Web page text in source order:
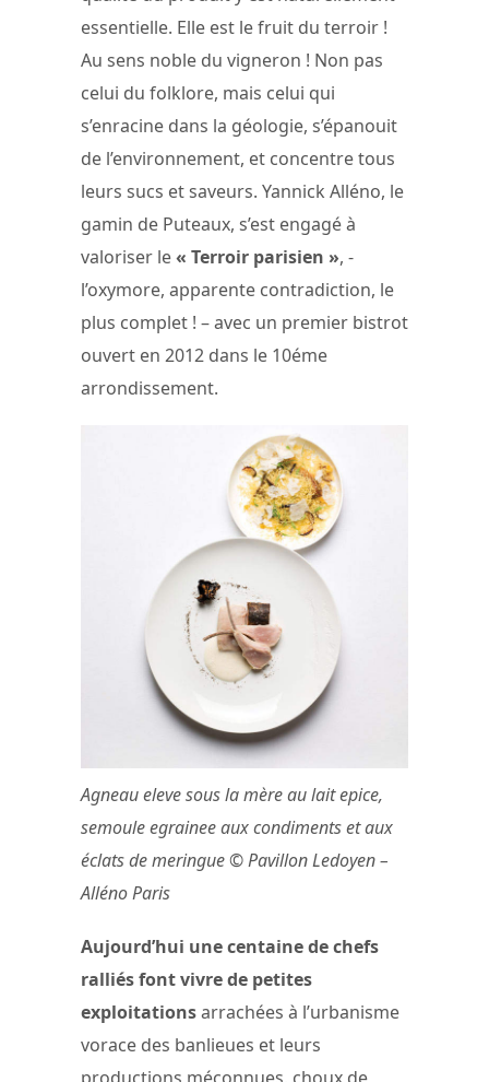
essentielle. Elle est le fruit du terroir !
Au sens noble du vigneron ! Non pas
celui du folklore, mais celui qui
s’enracine dans la géologie, s’épanouit
de l’environnement, et concentre tous
leurs sucs et saveurs. Yannick Alléno, le
gamin de Puteaux, s’est engagé à
valoriser le« Terroir parisien », -
l’oxymore, apparente contradiction, le
plus complet ! – avec un premier bistrot
ouvert en 2012 dans le 10éme
arrondissement.
Agneau eleve sous la mère au lait epice,
semoule egrainee aux condiments et aux
éclats de meringue © Pavillon Ledoyen –
Alléno Paris
Aujourd’hui une centaine de chefs
ralliés font vivre de petites
exploitationsarrachées à l’urbanisme
vorace des banlieues et leurs